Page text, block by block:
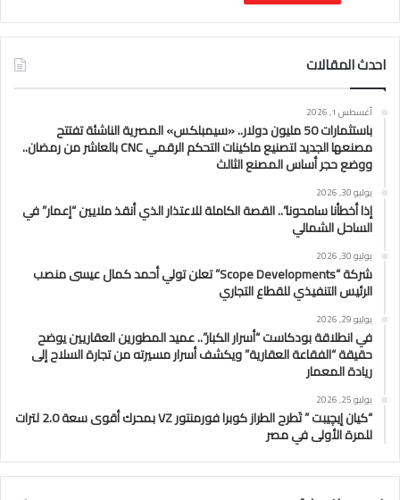
احدث المقالات
أغسطس 1, 2026
باستثمارات 50 مليون دولار.. «سيمبلكس» المصرية الناشئة تفتتح
مصنعها الجديد لتصنيع ماكينات التحكم الرقمي CNC بالعاشر من رمضان..
ووضع حجر أساس المصنع الثالث
يوليو 30, 2026
إذا أخطأنا سامحونا”.. القصة الكاملة للاعتذار الذي أنقذ ملايين “إعمار” في
الساحل الشمالي
يوليو 30, 2026
شركة “Scope Developments” تعلن تولي أحمد كمال عيسى منصب
الرئيس التنفيذي للقطاع التجاري
يوليو 29, 2026
في انطلاقة بودكاست “أسرار الكبار”.. عميد المطورين العقاريين يوضح
حقيقة “الفقاعة العقارية” ويكشف أسرار مسيرته من تجارة السلاح إلى
ريادة المعمار
يوليو 25, 2026
“كيان إيچيبت ” تَطرح الطراز كوبرا فورمنتور VZ بمحرك أقوى سعة 2.0 لترات
للمرة الأولى في مصر